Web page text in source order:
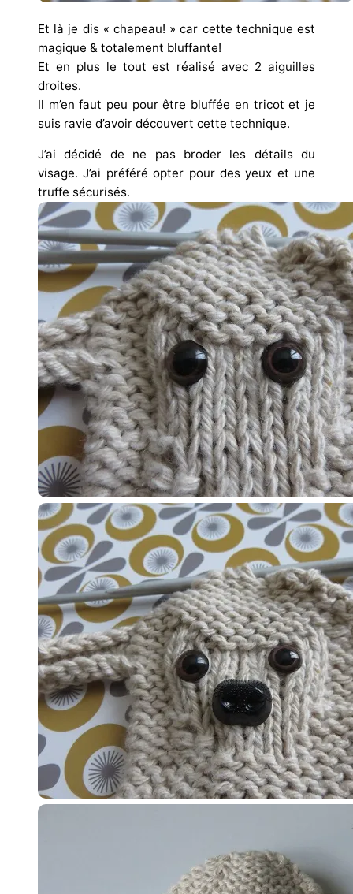
Et là je dis « chapeau! » car cette technique est
magique & totalement bluffante!
Et en plus le tout est réalisé avec 2 aiguilles
droites.
Il m’en faut peu pour être bluffée en tricot et je
suis ravie d’avoir découvert cette technique.
J’ai décidé de ne pas broder les détails du
visage. J’ai préféré opter pour des yeux et une
truffe sécurisés.